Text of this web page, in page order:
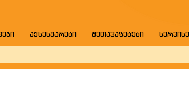
აქსესუარები შეთავაზებები